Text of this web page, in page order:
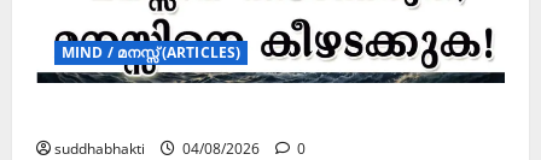
MIND / മനസ്സ് (ARTICLES)
suddhabhakti 04/08/2026 0